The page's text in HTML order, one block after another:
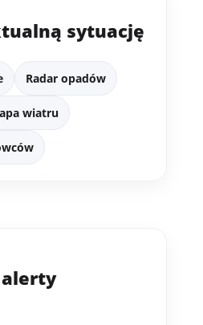
sytuację
Radar opadów
wiatru